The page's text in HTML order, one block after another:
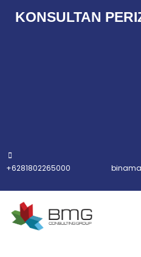
KONSULTAN
+6281802265000